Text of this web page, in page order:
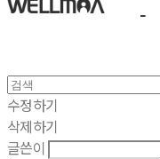
수정하기
삭제하기
글쓴이